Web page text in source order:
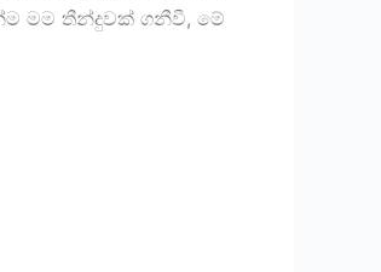
මම තීන්දුවක් ගනීවී, මේ